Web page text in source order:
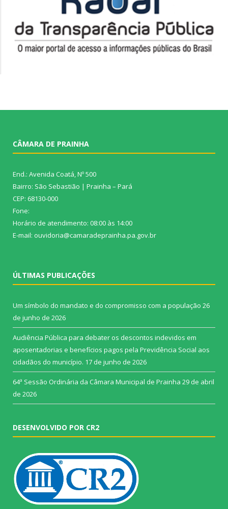
CÂMARA DE PRAINHA
End.: Avenida Coatá, Nº 500
Bairro: São Sebastião | Prainha – Pará
CEP: 68130-000
Fone:
Horário de atendimento: 08:00 às 14:00
E-mail: ouvidoria@camaradeprainha.pa.gov.br
ÚLTIMAS PUBLICAÇÕES
Um símbolo do mandato e do compromisso com a população 26
de junho de 2026
Audiência Pública para debater os descontos indevidos em
aposentadorias e benefícios pagos pela Previdência Social aos
cidadãos do município. 17 de junho de 2026
64ª Sessão Ordinária da Câmara Municipal de Prainha 29 de abril
de 2026
DESENVOLVIDO POR CR2